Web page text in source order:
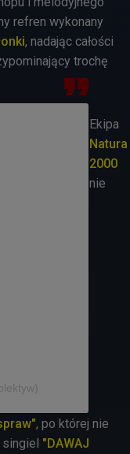
refren wykonany
, nadając całości
trochę
Ekipa
Natura
2000
nie
, po której nie
singiel "DAWAJ